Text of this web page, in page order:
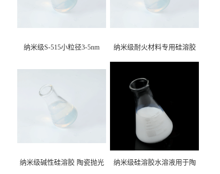
纳米级S-515小粒径3-5nm
纳米级耐火材料专用硅溶胶
纳米级碱性硅溶胶 陶瓷抛光
纳米级硅溶胶水溶液用于陶